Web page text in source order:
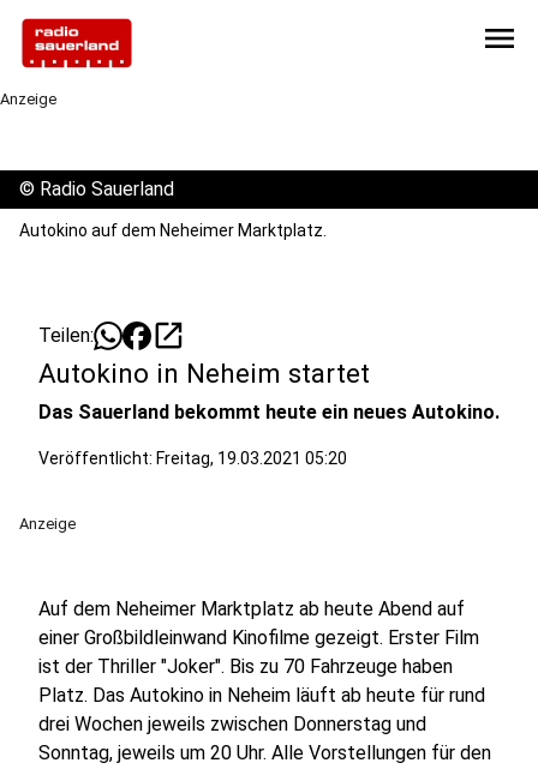
menu
Anzeige
© Radio Sauerland
Autokino auf dem Neheimer Marktplatz.
Teilen: open_in_new
Autokino in Neheim startet
Das Sauerland bekommt heute ein neues Autokino.
Veröffentlicht: Freitag, 19.03.2021 05:20
Anzeige
Auf dem Neheimer Marktplatz ab heute Abend auf
einer Großbildleinwand Kinofilme gezeigt. Erster Film
ist der Thriller "Joker". Bis zu 70 Fahrzeuge haben
Platz. Das Autokino in Neheim läuft ab heute für rund
drei Wochen jeweils zwischen Donnerstag und
Sonntag, jeweils um 20 Uhr. Alle Vorstellungen für den